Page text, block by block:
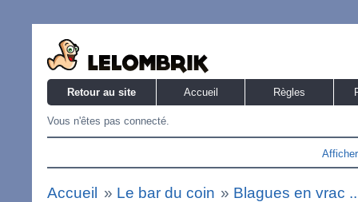
Retour au site Accueil Règles
Vous n'êtes pas connecté.
Accueil » Le bar du coin » Blagues en vrac